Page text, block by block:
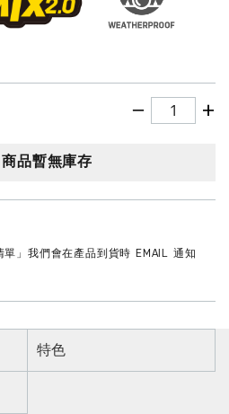
商品暫無庫存
單」我們會在產品到貨時 EMAIL 通知
特色